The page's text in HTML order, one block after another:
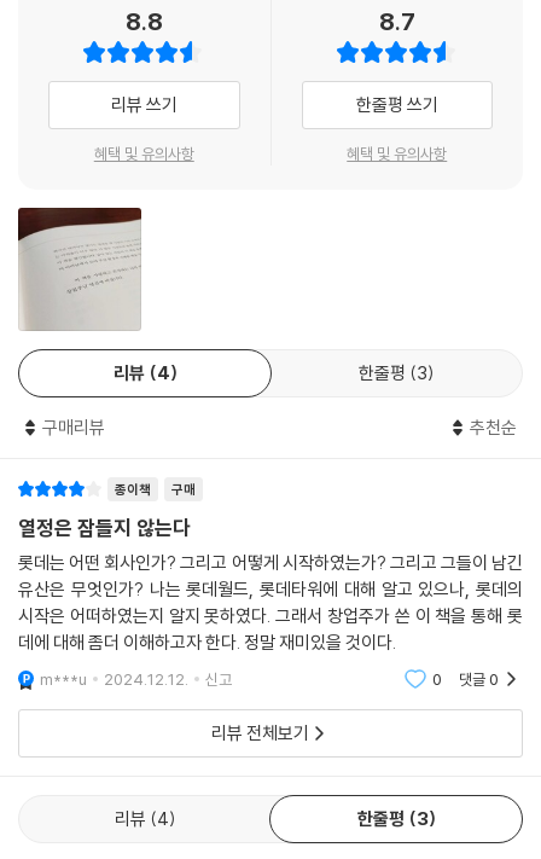
외식사업·음료·비스킷으로 넓어진 보폭 175
[일화 4] 바둑 이야기 181
5부: 내 조국 대한민국에 '투자'를
“고국의 경제개발에 투자하시지요” 194
국교정상화 … 모국 투자의 첫걸음 201
제철 사업 길목에서 박태준을 만나다 205
1967년 4월, 롯데제과 출범 216
마침내 석유화학사업 시작 232
[일화 5] ‘나눔’은 소리 없이 242
6부: '롯데호텔' 브랜드로 호텔업 진출
“반도호텔을 맡아주시오!” 249
비원 프로젝트 256
“38층 호텔? 18층으로 낮추시오!” 266
세계 톱 수준의 호텔을 서울 한복판에 277
개관 초기의 롯데호텔 286
전국 곳곳에 롯데 체인호텔을 291
홍역 치른 후 더 건강해진 롯데건설 299
[일화 6] 프로레슬링과 복싱 영웅들 이야기 307
7부: 한국 유통산업의 새 지도를 그리다
혈혈단신 일본으로 건너간 시골 청년
1921년 경남 울주의 작은 마을에서 태어나 울산농업실수학교를 졸업하고
목양(牧羊) 지도기술원으로 일하던 청년 신격호는 보다 큰 세상에서 꿈을
다. 이 책 전반에 그려진 청년 시절 신격호 회장의 일본에서의 성장 과정은
우리에게는 잘 알려지지 않은 이야기로, 가진 것 없는 젊은이가 외국 땅에
서 편견을 이겨내고 성공을 이루어 나가는 과정이 흥미진진하게 펼쳐진다.
우유배달, 트럭기사 조수 등 온갖 궂은일을 하며 와세다고등공학교를 졸업
는 신격호 회장의 인물됨을 알아본 이들의 도움도 있었으며, 2차 세계대전
기간에 어렵게 일군 공장과 제품이 폭격으로 두 번이나 완전히 소실되는
과를 설립한다. 껌이라는 단일 품목으로 사업을 시작한 롯데제과는 초콜
종합제과업체로 우뚝 선다.
젊은 사업가 신격호, 고국으로 향하다
1965년, 한일 수교가 이루어지자 일본에서 떠오르던 젊은 사업가 신격호
의 눈은 고국 대한민국을 향했다. 1인당 GDP가 약 300달러에 불과했던
대한민국의 현실에 눈을 돌려, 고국 발전에 기여할 수 있는 방법을 찾기 시
작한 것이다. 마침 한국 정부로부터 고국 진출 제안도 받은 터라, 신격호 회
장은 구체적인 사업계획을 수립하기 시작했다. 처음에는 정부로부터 근대
화의 상징이라 할 제철업 진출을 제안받고 구체적인 사업준비에 들어갔지
만, 공공성이 강한 제철업은 정부 주도로 추진하기로 계획이 변경되며 아
철업을 준비하던 포항제철 박태준에게 조건 없이 제공한다.
이후 계획을 변경하여 롯데제과로 국내에 첫 진출한 신격호 회장에게 박정
8.8
리뷰 쓰기
혜택 및 유의사항
8.7
한줄평 쓰기
혜택 및 유의사항
리뷰 4 한줄평 3
구매리뷰 추천순
종이책 구매
열정은 잠들지 않는다
롯데는 어떤 회사인가? 그리고 어떻게 시작하였는가? 그리고 그들이 남긴
유산은 무엇인가? 나는 롯데월드, 롯데타워에 대해 알고 있으나, 롯데의
시작은 어떠하였는지 알지 못하였다. 그래서 창업주가 쓴 이 책을 통해 롯
데에 대해 좀더 이해하고자 한다. 정말 재미있을 것이다.
m***u 2024.12.12. 신고 0 댓글0
리뷰 전체보기
리뷰 4 한줄평 3